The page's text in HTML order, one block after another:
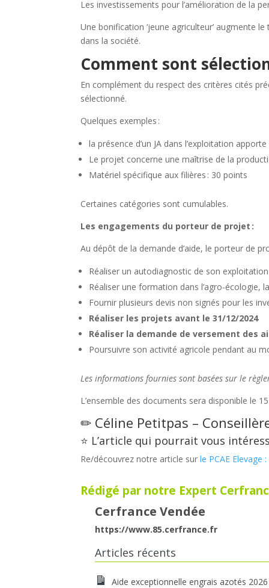
Les investissements pour l’amélioration de la
Une bonification ‘jeune agriculteur’ augmente
dans la société.
Comment sont
En complément du respect des critères cités
sélectionné.
Quelques exemples :
la présence d’un JA dans l’exploitation
Le projet concerne une maîtrise de la
Matériel spécifique aux filières : 30 points
Certaines catégories sont cumulables.
Les engagements du porteur de projet :
Au dépôt de la demande d’aide, le porteur de
Réaliser un autodiagnostic de son
Réaliser une formation dans l’agro-écologie,
Fournir plusieurs devis non signés pour les
Réaliser les projets avant le 31/12/2024
Réaliser la demande de versement des
Poursuivre son activité agricole pendant au
Les informations fournies sont basées sur le
L’ensemble des documents sera disponible le
✏ Céline Petitpas –
⭐ L’article qui pourrait vous
Re/découvrez notre article sur le PCAE Elevage
Rédigé par notre Expert
Cerfrance Vendée
https://www.85.cerfrance.fr
Articles récents
Aide exceptionnelle engrais azotés 2026